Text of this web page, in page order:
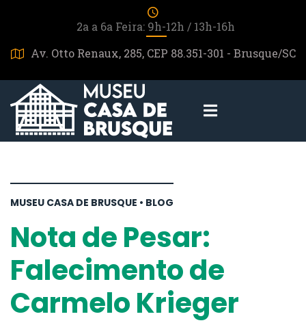
2a a 6a Feira: 9h-12h / 13h-16h
Av. Otto Renaux, 285, CEP 88.351-301 - Brusque/SC
MUSEU CASA DE BRUSQUE • BLOG
Nota de Pesar:
Falecimento de
Carmelo Krieger